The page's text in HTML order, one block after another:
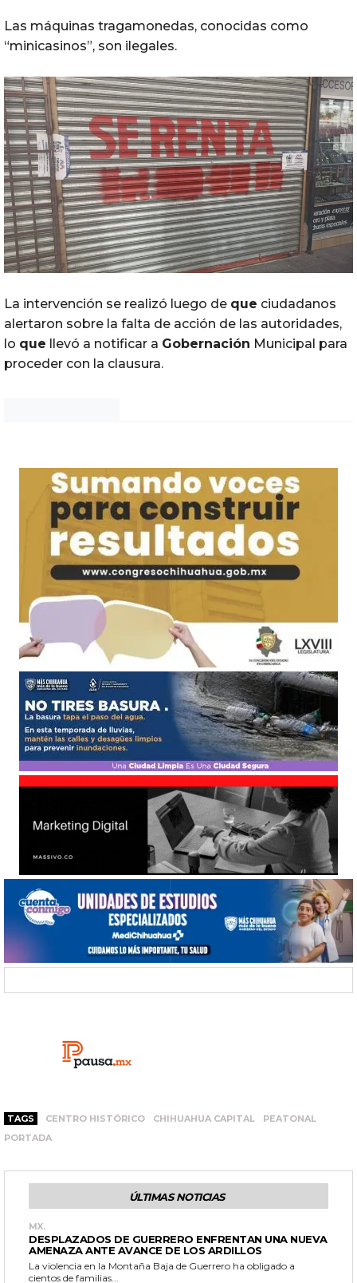
Las máquinas tragamonedas, conocidas como
“minicasinos”, son ilegales.
La intervención se realizó luego de que ciudadanos
alertaron sobre la falta de acción de las autoridades,
lo que llevó a notificar a Gobernación Municipal para
proceder con la clausura.
TAGS CENTRO HISTÓRICO CHIHUAHUA CAPITAL
PEATONAL
PORTADA
ÚLTIMAS NOTICIAS
MX.
DESPLAZADOS DE GUERRERO ENFRENTAN UNA NUEVA
AMENAZA ANTE AVANCE DE LOS ARDILLOS
La violencia en la Montaña Baja de Guerrero ha obligado a
cientos de familias...